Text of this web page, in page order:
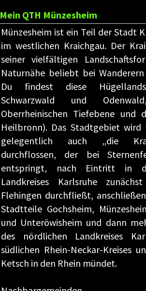
Mein QTH Münzesheim
Münzesheim ist ein Teil der Stadt
im westlichen Kraichgau. Der
seiner vielfältigen
Naturnähe beliebt bei
Du findest diese
Schwarzwald und
Oberrheinischen Tiefebene und
Heilbronn). Das Stadtgebiet wird
gelegentlich auch „die
durchflossen, der bei
entspringt, nach Eintritt in
Landkreises Karlsruhe
Flehingen durchfließt,
Stadtteile Gochsheim,
und Unteröwisheim und dann
des nördlichen Landkreises
südlichen Rhein-Neckar-Kreises
Ketsch in den Rhein mündet.